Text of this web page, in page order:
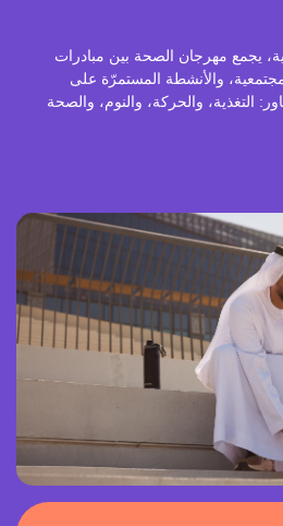
يجمع مهرجان الصحة بين مبادرات
والأنشطة المستمرّة على
والحركة، والنوم، والصحة